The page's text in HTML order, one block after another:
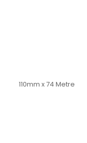
110mm x 74 Metre